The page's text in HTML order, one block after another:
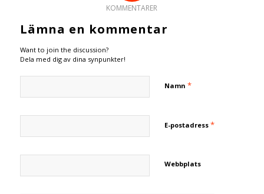
KOMMENTARER
Lämna en kommentar
Want to join the discussion?
Dela med dig av dina synpunkter!
Namn *
E-postadress *
Webbplats